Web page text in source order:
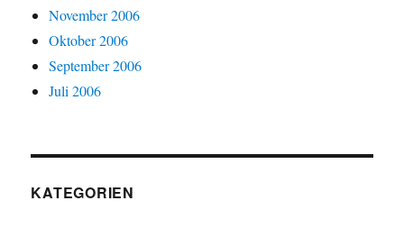
November 2006
Oktober 2006
September 2006
Juli 2006
KATEGORIEN